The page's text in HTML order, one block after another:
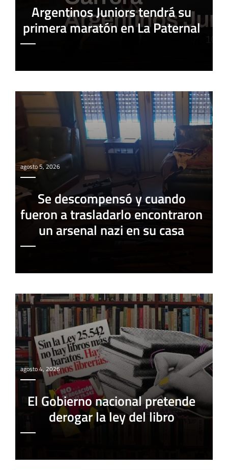
Argentinos Juniors tendrá su
primera maratón en La Paternal
agosto 5, 2026
Se descompensó y cuando
fueron a trasladarlo encontraron
un arsenal nazi en su casa
agosto 4, 2026
El Gobierno nacional pretende
derogar la ley del libro